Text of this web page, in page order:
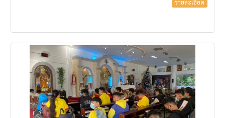
รายละเอียด